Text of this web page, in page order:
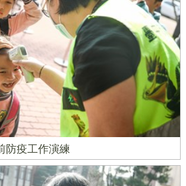
防疫工作演練